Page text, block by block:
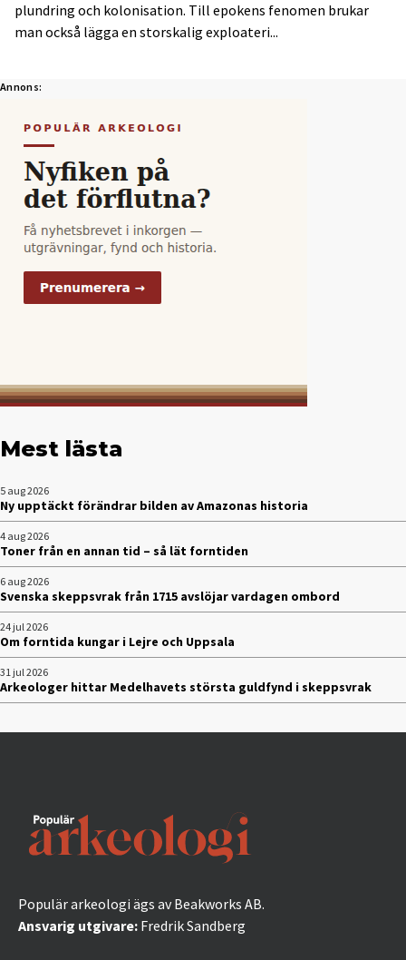
plundring och kolonisation. Till epokens fenomen brukar
man också lägga en storskalig exploateri...
Mest lästa
5 aug 2026
Ny upptäckt förändrar bilden av Amazonas historia
4 aug 2026
Toner från en annan tid – så lät forntiden
6 aug 2026
Svenska skeppsvrak från 1715 avslöjar vardagen ombord
24 jul 2026
Om forntida kungar i Lejre och Uppsala
31 jul 2026
Arkeologer hittar Medelhavets största guldfynd i skeppsvrak
Annons:
Populär arkeologi ägs av Beakworks AB.
Ansvarig utgivare: Fredrik Sandberg